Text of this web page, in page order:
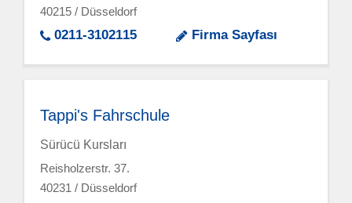
40215 / Düsseldorf
0211-3102115 Firma Sayfası
Tappi's Fahrschule
Sürücü Kursları
Reisholzerstr. 37.
40231 / Düsseldorf